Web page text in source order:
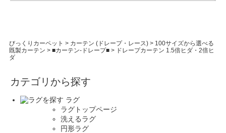
びっくりカーペット > カーテン (ドレープ・レース)> 100サイズから選べる
既製カーテン > ■カーテン-ドレープ■> ドレープカーテン 1.5倍ヒダ・2倍ヒ
ダ
カテゴリから探す
ラグ
ラグトップページ
洗えるラグ
円形ラグ